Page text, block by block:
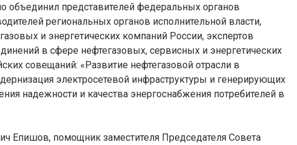
объединил представителей федеральных органов
региональных органов исполнительной власти,
и энергетических компаний России, экспертов
в сфере нефтегазовых, сервисных и энергетических
совещаний: «Развитие нефтегазовой отрасли в
электросетевой инфраструктуры и генерирующих
надежности и качества энергоснабжения потребителей в
Епишов, помощник заместителя Председателя Совета